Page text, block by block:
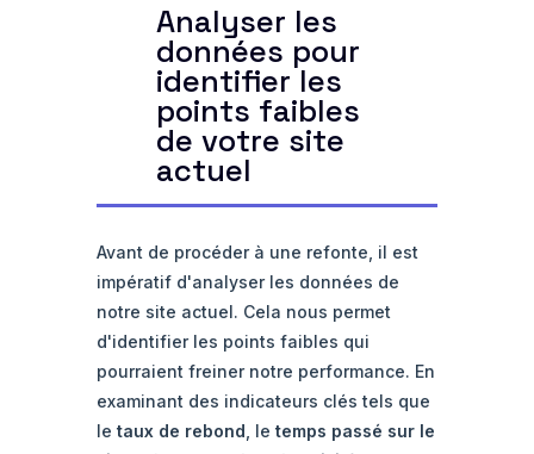
Analyser les
données pour
identifier les
points faibles
de votre site
actuel
Avant de procéder à une refonte, il est
impératif d'analyser les données de
notre site actuel. Cela nous permet
d'identifier les points faibles qui
pourraient freiner notre performance. En
examinant des indicateurs clés tels que
le taux de rebond , le temps passé sur le